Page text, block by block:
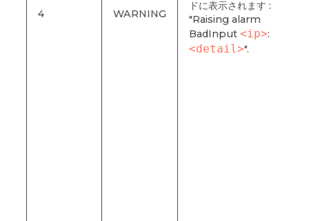
4 WARNING
ドに表示されます :
"Raising alarm
BadInput <ip>:
<detail>".